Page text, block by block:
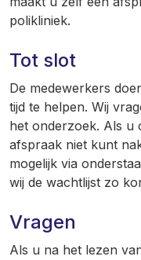
polikliniek.
Tot slot
De medewerkers
tijd te helpen. Wij
het onderzoek. Als u
afspraak niet kunt
mogelijk via
wij de wachtlijst zo
Vragen
Als u na het lezen